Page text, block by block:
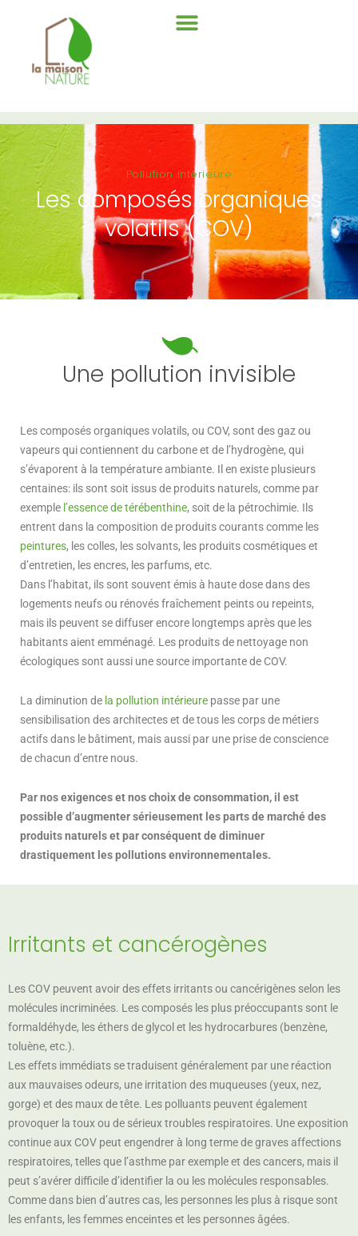
Pollution intérieure
Les composés organiques
volatils (COV)
Une pollution invisible
Les composés organiques volatils, ou COV, sont des gaz ou
vapeurs qui contiennent du carbone et de l’hydrogène, qui
s’évaporent à la température ambiante. Il en existe plusieurs
centaines: ils sont soit issus de produits naturels, comme par
exemple l’essence de térébenthine, soit de la pétrochimie. Ils
entrent dans la composition de produits courants comme les
peintures, les colles, les solvants, les produits cosmétiques et
d’entretien, les encres, les parfums, etc.
Dans l’habitat, ils sont souvent émis à haute dose dans des
logements neufs ou rénovés fraîchement peints ou repeints,
mais ils peuvent se diffuser encore longtemps après que les
habitants aient emménagé. Les produits de nettoyage non
écologiques sont aussi une source importante de COV.
La diminution de la pollution intérieure passe par une
sensibilisation des architectes et de tous les corps de métiers
actifs dans le bâtiment, mais aussi par une prise de conscience
de chacun d’entre nous.
Par nos exigences et nos choix de consommation, il est
possible d’augmenter sérieusement les parts de marché des
produits naturels et par conséquent de diminuer
drastiquement les pollutions environnementales.
Irritants et cancérogènes
Les COV peuvent avoir des effets irritants ou cancérigènes selon les
molécules incriminées. Les composés les plus préoccupants sont le
formaldéhyde, les éthers de glycol et les hydrocarbures (benzène,
toluène, etc.).
Les effets immédiats se traduisent généralement par une réaction
aux mauvaises odeurs, une irritation des muqueuses (yeux, nez,
gorge) et des maux de tête. Les polluants peuvent également
provoquer la toux ou de sérieux troubles respiratoires. Une exposition
continue aux COV peut engendrer à long terme de graves affections
respiratoires, telles que l’asthme par exemple et des cancers, mais il
peut s’avérer difficile d’identifier la ou les molécules responsables.
Comme dans bien d’autres cas, les personnes les plus à risque sont
les enfants, les femmes enceintes et les personnes âgées.